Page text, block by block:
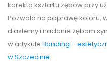
korekta kształtu zębów przy
Pozwala na poprawę koloru,
diastemy i nadanie zębom
w artykule Bonding –
w Szczecinie.